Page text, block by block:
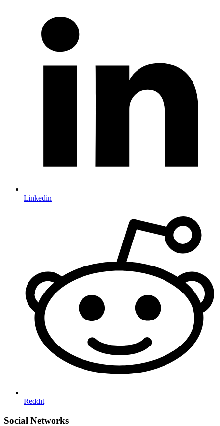
Linkedin
Reddit
Social Networks